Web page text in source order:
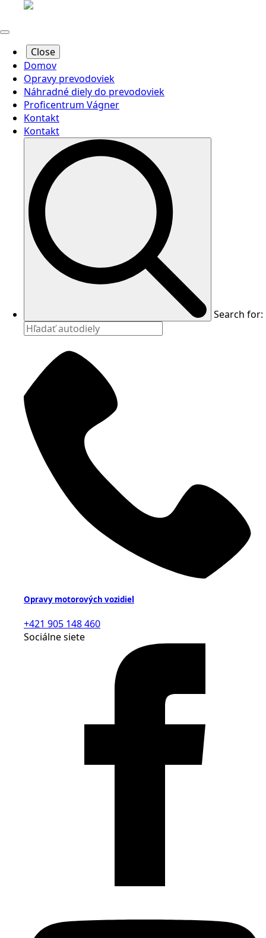
Close
Domov
Opravy prevodoviek
Náhradné diely do prevodoviek
Proficentrum Vágner
Kontakt
Kontakt
Search for:
Opravy motorových vozidiel
+421 905 148 460
Sociálne siete